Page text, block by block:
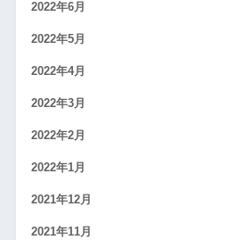
2022年6月
2022年5月
2022年4月
2022年3月
2022年2月
2022年1月
2021年12月
2021年11月